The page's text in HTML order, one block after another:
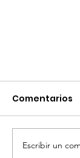
GALLINAS
Comentarios
Escribir un